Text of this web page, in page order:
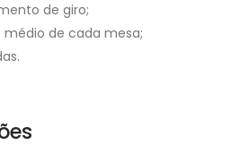
de giro;
de cada mesa;